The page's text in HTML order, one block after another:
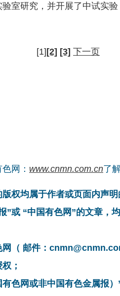
室研究，并开展了中试实验
[1][2] [3] 下一页
网： www.cnmn.com.cn了
权均属于作者或页面内声明
”或 “中国有色网”的文章，
（ 邮件：
；
色网或非中国有色金属报